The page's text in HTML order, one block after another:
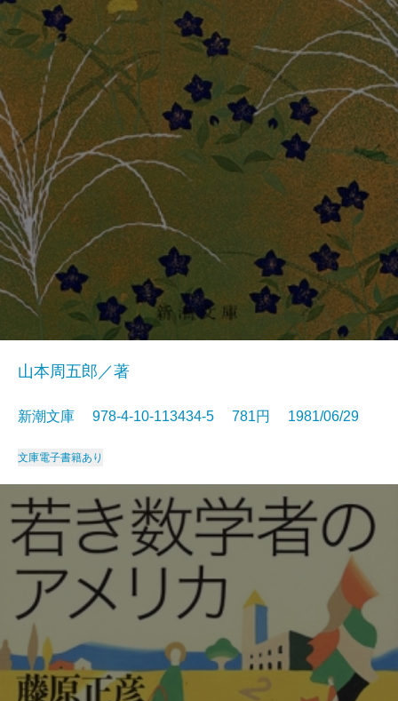
山本周五郎／著
新潮文庫 978-4-10-113434-5 781円 1981/06/29
文庫電子書籍あり